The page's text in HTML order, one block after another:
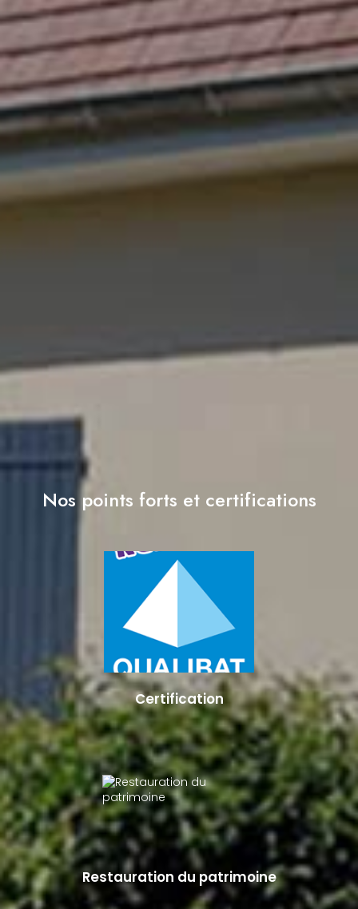
Nos points forts et certifications
Certification
Restauration du patrimoine